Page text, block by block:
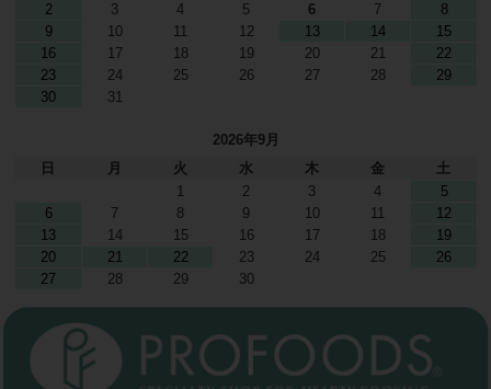
2
3 4 5 6 7
8
9
10 11 12 13 14
15
16
17 18 19 20 21
22
23
24 25 26 27 28
29
30
31
2026年9月
日
月 火 水 木 金
土
1
2 3 4
5
6
7 8 9 10 11
12
13
14 15 16 17 18
19
20
21 22 23 24 25
26
27
28 29 30